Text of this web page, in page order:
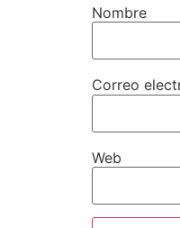
Nombre
Correo
Web